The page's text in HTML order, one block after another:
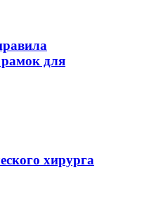
для
хирурга